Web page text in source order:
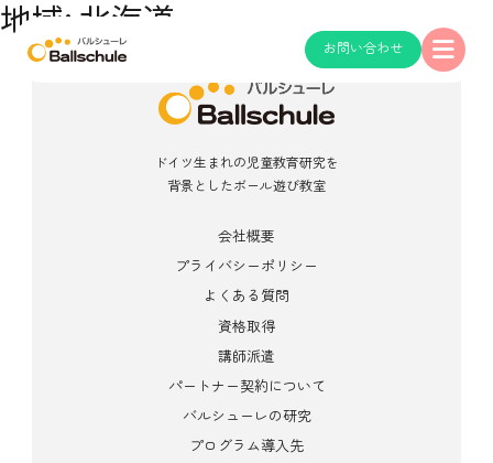
お問い合わせ
地域: 北海道
ドイツ生まれの児童教育研究を
背景としたボール遊び教室
会社概要
プライバシーポリシー
よくある質問
資格取得
講師派遣
パートナー契約について
バルシューレの研究
プログラム導入先